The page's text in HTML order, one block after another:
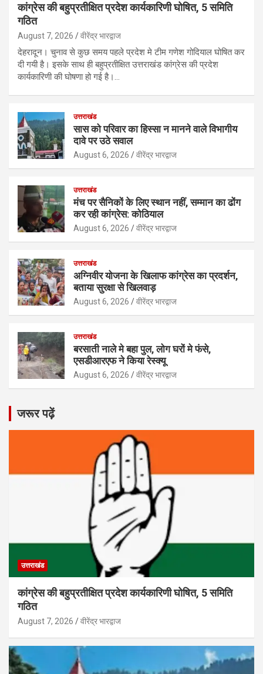
कांग्रेस की बहुप्रतीक्षित प्रदेश कार्यकारिणी घोषित, 5 समिति
गठित
August 7, 2026 वीरेंद्र भारद्वाज
देहरादून। चुनाव से कुछ समय पहले प्रदेश मे टीम गणेश गोदियाल घोषित कर
दी गयी है। इसके साथ ही बहुप्रतीक्षित उत्तराखंड कांग्रेस की प्रदेश
कार्यकारिणी की घोषणा हो गई है।…
उत्तराखंड
सास को परिवार का हिस्सा न मानने वाले विभागीय
दावे पर उठे सवाल
August 6, 2026 वीरेंद्र भारद्वाज
उत्तराखंड
मंच पर सैनिकों के लिए स्थान नहीं, सम्मान का ढोंग
कर रही कांग्रेस: कोठियाल
August 6, 2026 वीरेंद्र भारद्वाज
उत्तराखंड
अग्निवीर योजना के खिलाफ कांग्रेस का प्रदर्शन,
बताया सुरक्षा से खिलवाड़
August 6, 2026 वीरेंद्र भारद्वाज
उत्तराखंड
बरसाती नाले मे बहा पुल, लोग घरों मे फंसे,
एसडीआरएफ ने किया रेस्क्यू
August 6, 2026 वीरेंद्र भारद्वाज
जरूर पढ़ें
उत्तराखंड
कांग्रेस की बहुप्रतीक्षित प्रदेश कार्यकारिणी घोषित, 5 समिति
गठित
August 7, 2026 वीरेंद्र भारद्वाज